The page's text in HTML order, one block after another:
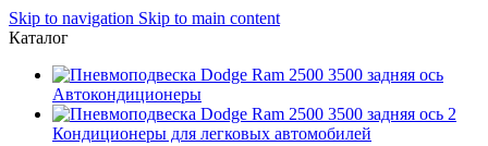
Skip to navigation Skip to main content
Каталог
Автокондиционеры
Кондиционеры для легковых автомобилей